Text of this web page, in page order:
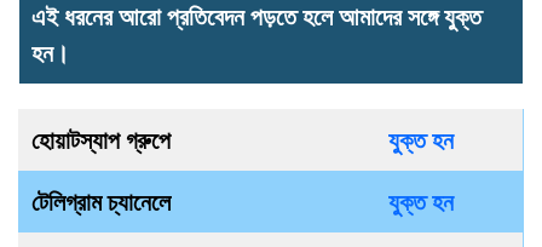
এই ধরনের আরো প্রতিবেদন পড়তে হলে আমাদের সঙ্গে যুক্ত
হন।
হোয়াটস্যাপ গ্রুপে যুক্ত হন
টেলিগ্রাম চ্যানেলে যুক্ত হন